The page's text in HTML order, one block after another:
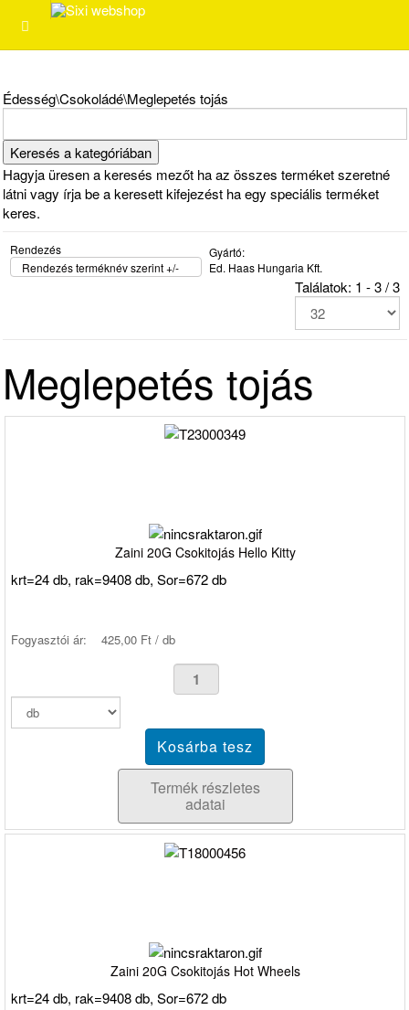
Édesség\Csokoládé\Meglepetés tojás
Hagyja üresen a keresés mezőt ha az összes terméket szeretné
látni vagy írja be a keresett kifejezést ha egy speciális terméket
keres.
Rendezés
Rendezés terméknév szerint +/-
Gyártó:
Ed. Haas Hungaria Kft.
Találatok: 1 - 3 / 3
Meglepetés tojás
Zaini 20G Csokitojás Hello Kitty
krt=24 db, rak=9408 db, Sor=672 db
Fogyasztói ár: 425,00 Ft / db
Termék részletes
adatai
Zaini 20G Csokitojás Hot Wheels
krt=24 db, rak=9408 db, Sor=672 db